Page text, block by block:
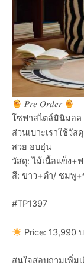
𝑃𝑟𝑒 𝑂𝑟𝑑𝑒𝑟
โซฟาสไตล์มินิมอล
ส่วนเบาะเราใช้วั
สวย อบอุ่น
วัสดุ: ไม้เนื้อแข็ง+
สี: ขาว+ดำ/ ชมพู+
#TP1397
Price: 13,990
สนใจสอบถามเพิ่ม